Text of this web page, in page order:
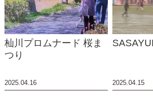
杣川プロムナード 桜ま
つり
2025.04.16 2025.04.15